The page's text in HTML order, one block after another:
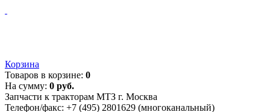
Корзина
Товаров в корзине: 0
На сумму: 0 руб.
Запчасти к тракторам МТЗ г. Москва
Телефон/факс: +7 (495) 2801629 (многоканальный)